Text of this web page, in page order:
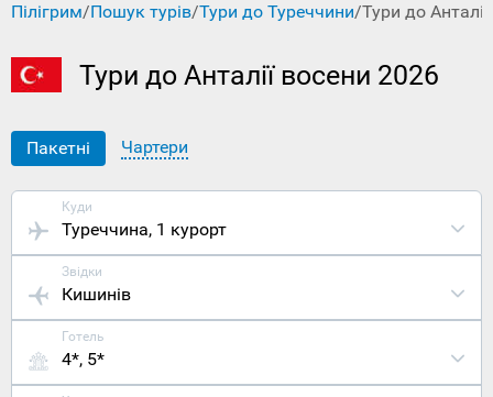
Пілігрим/Пошук турів/Тури до Туреччини/Тури до
Тури до Анталії восени 2026
Пакетні Чартери
Куди
Туреччина, 1 курорт
Звідки
Кишинів
Готель
4*, 5*